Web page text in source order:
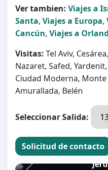
Ver tambien: Viajes a
Santa, Viajes a Europa,
Cancún, Viajes a
Visitas: Tel Aviv,
Nazaret, Safed,
Ciudad Moderna,
Amurallada, Belén
Seleccionar Salida:
Solicitud de contacto
Templo